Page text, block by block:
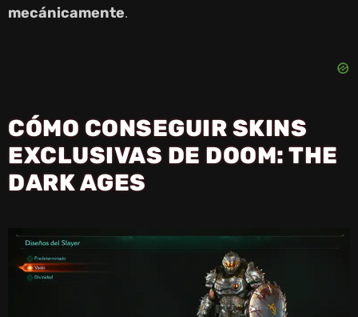
O
mecánicamente.
CÓMO CONSEGUIR SKINS
EXCLUSIVAS DE DOOM: THE
DARK AGES